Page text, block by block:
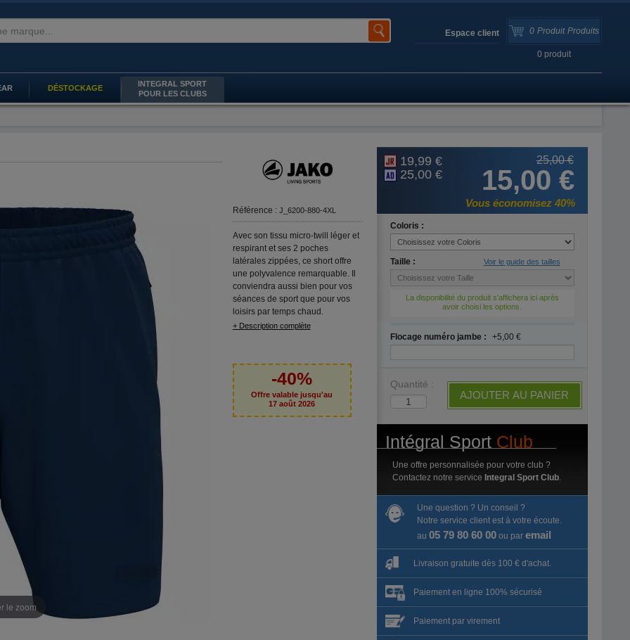
0 Produit Produits
0 produit
Espace client
DÉSTOCKAGE
INTEGRAL SPORT
POUR LES CLUBS
le zoom
Référence : J_6200-880-4XL
Avec son tissu micro-twill léger et
respirant et ses 2 poches
latérales zippées, ce short offre
une polyvalence remarquable. Il
conviendra aussi bien pour vos
séances de sport que pour vos
loisirs par temps chaud.
+ Description complète
-40%
Offre valable jusqu'au
17 août 2026
19,99 €
25,00 €
25,00 €
15,00 €
Vous économisez 40%
Coloris :
Taille : Voir le guide des tailles
La disponibilité du produit s'affichera ici après
avoir choisi les options.
Flocage numéro jambe : +5,00 €
Quantité :
AJOUTER AU PANIER
Intégral Sport Club
Une offre personnalisée pour votre club ?
Contactez notre service Integral Sport Club.
Une question ? Un conseil ?
Notre service client est à votre écoute.
au 05 79 80 60 00ou par email
Livraison gratuite dès 100 € d'achat.
Paiement en ligne 100% sécurisé
Paiement par virement